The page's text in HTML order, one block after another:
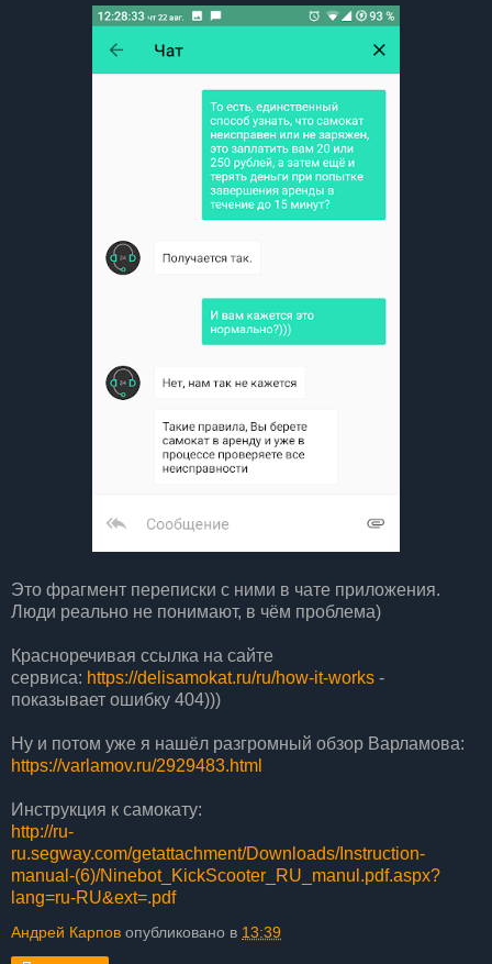
Это фрагмент переписки с ними в чате приложения.
Люди реально не понимают, в чём проблема)
Красноречивая ссылка на сайте
сервиса: https://delisamokat.ru/ru/how-it-works -
показывает ошибку 404)))
Ну и потом уже я нашёл разгромный обзор Варламова:
https://varlamov.ru/2929483.html
Инструкция к самокату:
http://ru-
ru.segway.com/getattachment/Downloads/Instruction-
manual-(6)/Ninebot_KickScooter_RU_manul.pdf.aspx?
lang=ru-RU&ext=.pdf
Андрей Карпов опубликовано в 13:39